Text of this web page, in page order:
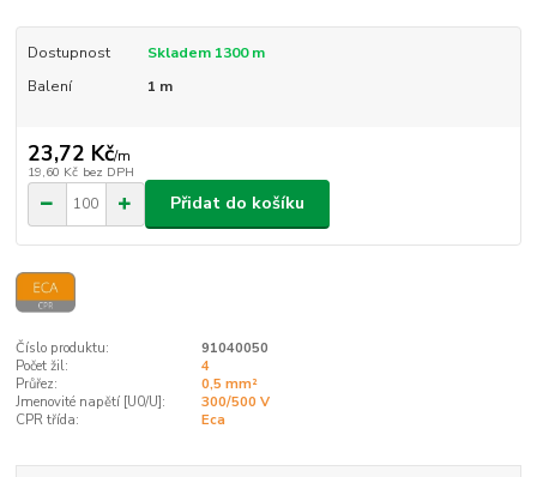
Dostupnost
Skladem 1300 m
Balení
1 m
23,72 Kč/m
19,60 Kč bez DPH
Přidat do košíku
Číslo produktu:
91040050
Počet žil:
4
Průřez:
0,5 mm²
Jmenovité napětí [U0/U]:
300/500 V
CPR třída:
Eca